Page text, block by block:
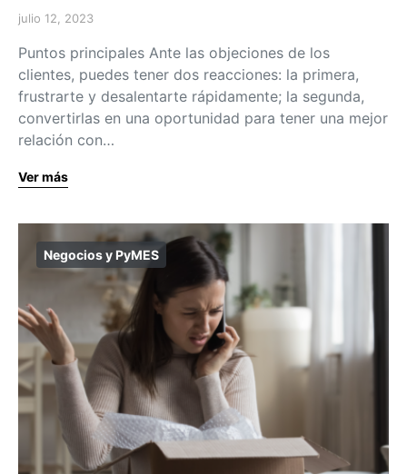
julio 12, 2023
Puntos principales Ante las objeciones de los
clientes, puedes tener dos reacciones: la primera,
frustrarte y desalentarte rápidamente; la segunda,
convertirlas en una oportunidad para tener una mejor
relación con…
Ver más
Negocios y PyMES